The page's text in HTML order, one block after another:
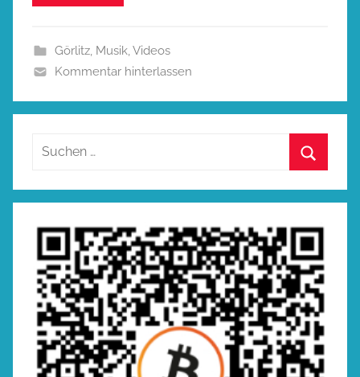
Görlitz, Musik, Videos
Kommentar hinterlassen
Suchen